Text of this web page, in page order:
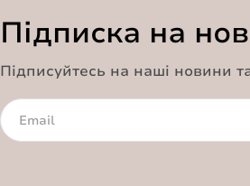
Підписка на
Підписуйтесь на наші новини